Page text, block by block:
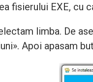
fisierului EXE, cu
limba. De
Apoi apasam